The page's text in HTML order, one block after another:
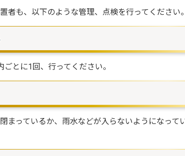
者も、以下のような管理、点検を行ってください。
とに1回、行ってください。
まっているか、雨水などが入らないようになって